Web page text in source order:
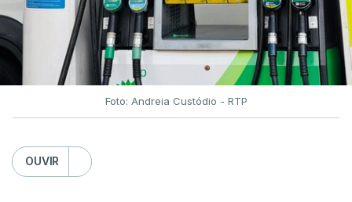
Foto: Andreia Custódio - RTP
OUVIR